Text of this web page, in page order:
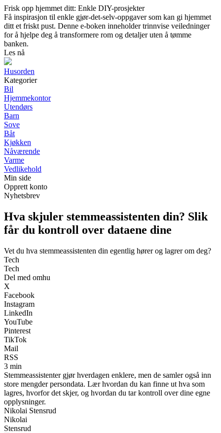
Frisk opp hjemmet ditt: Enkle DIY-prosjekter
Få inspirasjon til enkle gjør-det-selv-oppgaver som kan gi hjemmet
ditt et friskt pust. Denne e-boken inneholder trinnvise veiledninger
for å hjelpe deg å transformere rom og detaljer uten å tømme
banken.
Les nå
Husorden
Kategorier
Bil
Hjemmekontor
Utendørs
Barn
Sove
Båt
Kjøkken
Nåværende
Varme
Vedlikehold
Min side
Opprett konto
Nyhetsbrev
Hva skjuler stemmeassistenten din? Slik
får du kontroll over dataene dine
Vet du hva stemmeassistenten din egentlig hører og lagrer om deg?
Tech
Tech
Del med omhu
X
Facebook
Instagram
LinkedIn
YouTube
Pinterest
TikTok
Mail
RSS
3 min
Stemmeassistenter gjør hverdagen enklere, men de samler også inn
store mengder persondata. Lær hvordan du kan finne ut hva som
lagres, hvorfor det skjer, og hvordan du tar kontroll over dine egne
opplysninger.
Nikolai Stensrud
Nikolai
Stensrud